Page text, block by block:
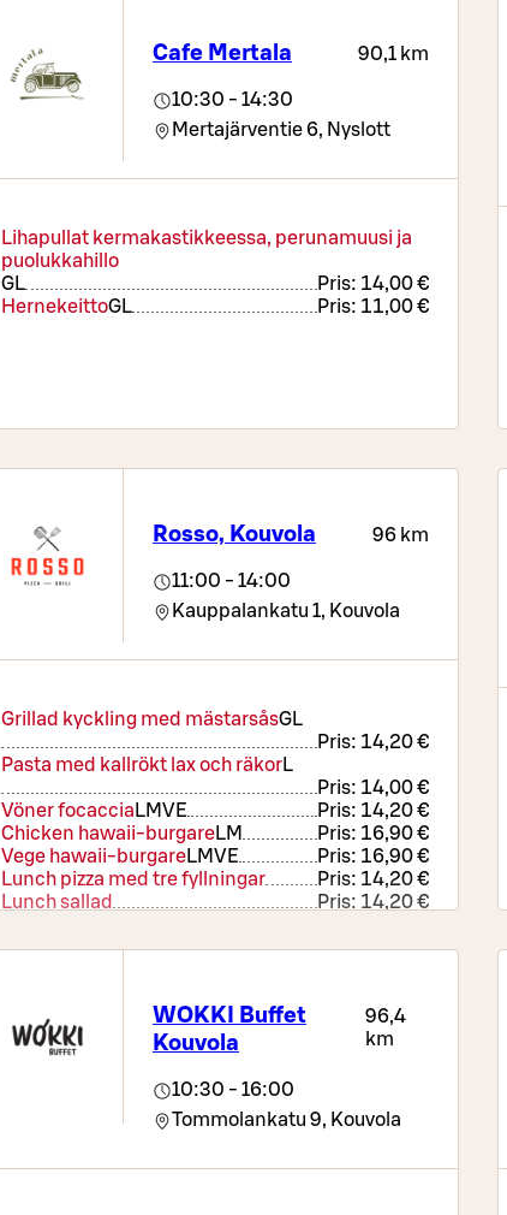
Cafe Mertala 90,1 km
10:30 - 14:30
Mertajärventie 6, Nyslott
Lihapullat kermakastikkeessa, perunamuusi ja
puolukkahillo
GL Pris: 14,00 €
HernekeittoGL Pris: 11,00 €
Rosso, Kouvola 96 km
11:00 - 14:00
Kauppalankatu 1, Kouvola
Grillad kyckling med mästarsåsGL
Pris: 14,20 €
Pasta med kallrökt lax och räkorL
Pris: 14,00 €
Vöner focaccia LMVE Pris: 14,20 €
Chicken hawaii-burgareLM Pris: 16,90 €
Vege hawaii-burgareLMVE Pris: 16,90 €
Lunch pizza med tre fyllningar
Pris: 14,20 €
Lunch sallad
Pris: 14,20 €
WOKKI Buffet
Kouvola
96,4
km
10:30 - 16:00
Tommolankatu 9, Kouvola